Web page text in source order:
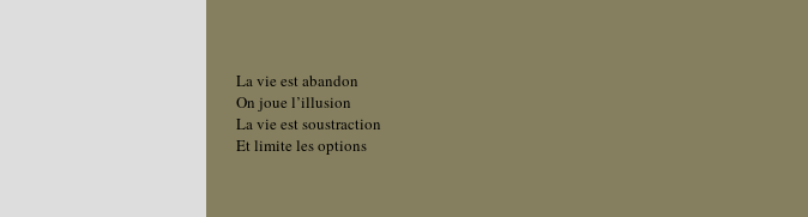
La vie est abandon
On joue l’illusion
La vie est soustraction
Et limite les options